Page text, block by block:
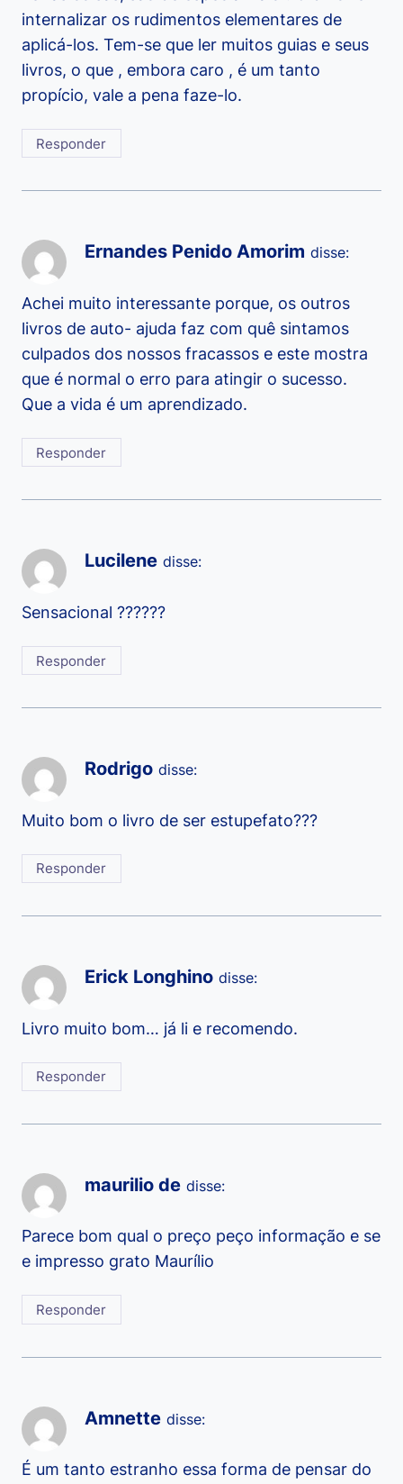
internalizar os rudimentos elementares de
aplicá-los. Tem-se que ler muitos guias e seus
livros, o que , embora caro , é um tanto
propício, vale a pena faze-lo.
Responder
Ernandes Penido Amorim disse:
Achei muito interessante porque, os outros
livros de auto- ajuda faz com quê sintamos
culpados dos nossos fracassos e este mostra
que é normal o erro para atingir o sucesso.
Que a vida é um aprendizado.
Responder
Lucilene disse:
Sensacional ??????
Responder
Rodrigo disse:
Muito bom o livro de ser estupefato???
Responder
Erick Longhino disse:
Livro muito bom… já li e recomendo.
Responder
maurilio de disse:
Parece bom qual o preço peço informação e se
e impresso grato Maurílio
Responder
Amnette disse:
É um tanto estranho essa forma de pensar do